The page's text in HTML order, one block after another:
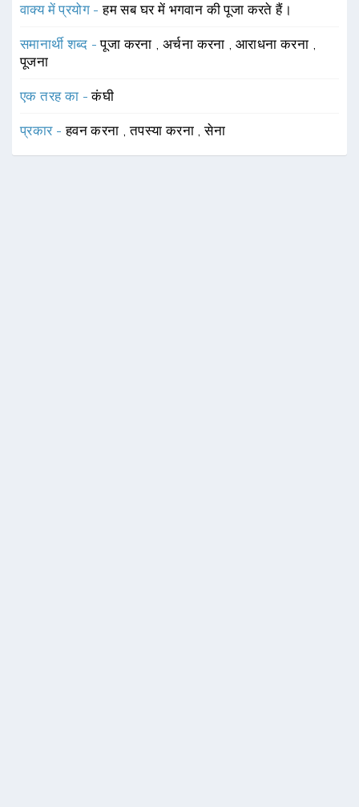
वाक्य में प्रयोग -हम सब घर में भगवान की पूजा करते हैं।
समानार्थी शब्द -पूजा करना ,अर्चना करना ,आराधना करना
पूजना
एक तरह का -कंघी
प्रकार -हवन करना ,तपस्या करना ,सेना